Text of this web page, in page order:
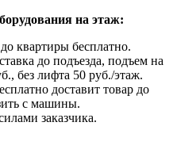
на этаж:
квартиры бесплатно.
до подъезда, подъем на
без лифта 50 руб./этаж.
доставит товар до
с машины.
заказчика.